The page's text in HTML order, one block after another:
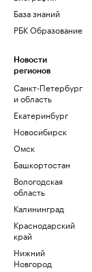
База знаний
РБК Образование
Новости
регионов
Санкт-Петербург
и область
Екатеринбург
Новосибирск
Омск
Башкортостан
Вологодская
область
Калининград
Краснодарский
край
Нижний
Новгород